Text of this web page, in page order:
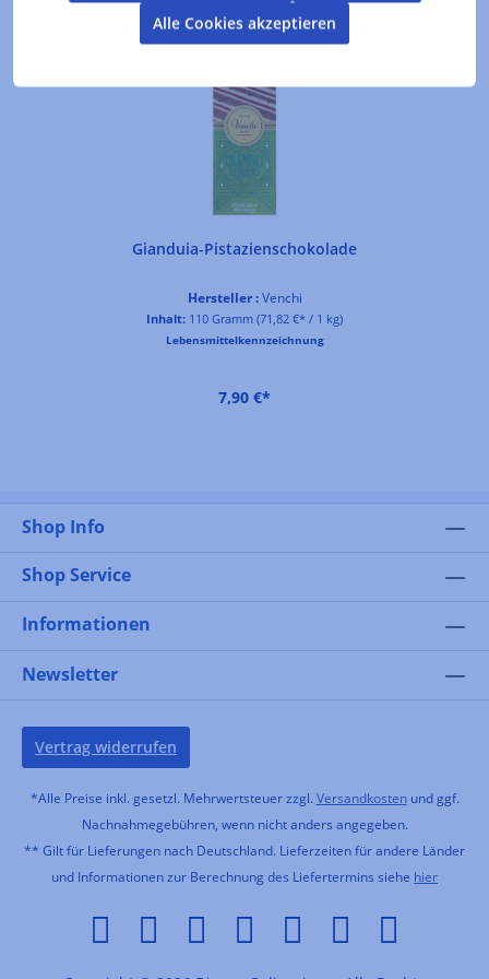
Produktgalerie überspringen
Kunden kauften auch
Gianduia-Pistazienschokolade
Hersteller :Venchi
Inhalt: 110 Gramm (71,82 €* / 1 kg)
Lebensmittelkennzeichnung
7,90 €*
Shop Info
Shop Service
Informationen
Newsletter
Vertrag widerrufen
*Alle Preise inkl. gesetzl. Mehrwertsteuer zzgl. Versandkostenund ggf.
Nachnahmegebühren, wenn nicht anders angegeben.
** Gilt für Lieferungen nach Deutschland. Lieferzeiten für andere Länder
und Informationen zur Berechnung des Liefertermins siehe hier
Alle Cookies akzeptieren